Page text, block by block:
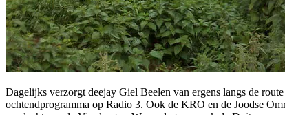
Dagelijks verzorgt deejay Giel Beelen van ergens langs de
ochtendprogramma op Radio 3. Ook de KRO en de Joodse